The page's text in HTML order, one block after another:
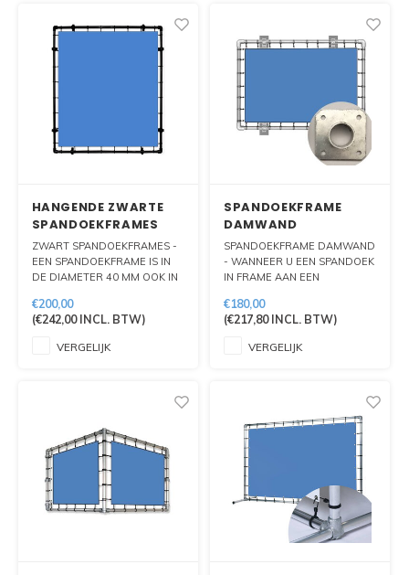
HANGENDE ZWARTE
SPANDOEKFRAMES
ZWART SPANDOEKFRAMES -
EEN SPANDOEKFRAME IS IN
DE DIAMETER 40 MM OOK IN
VERKRIJGBAAR. WIJ LEVEREN
MAATWERK DOOR MIDDEL
SOORTEN DOEK EN
€200,00
(€242,00INCL. BTW)
VERGELIJK
SPANDOEKFRAME
DAMWAND
SPANDOEKFRAME DAMWAND
- WANNEER U EEN SPANDOEK
IN FRAME AAN EEN
HEEFT U HIER EEN
ZOGENOEMD DAMWAND
VERSCHILLEN TUSSEN EEN
DE BEVESTIGINGSMATER
€180,00
(€217,80INCL. BTW)
VERGELIJK